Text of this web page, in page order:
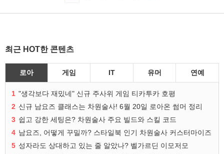
최근 HOT한 콘텐츠
로아 게임 IT 유머 연예
1 "생각보다 재밌네" 신규 주사위 게임 티카투카 호평
2 신규 남요즈 클래스는 차원술사! 6월 20일 로아온 썸머 정리
3 쉽고 강한 세팅은? 차원술사 주요 빌드와 스킬 코드
4 남요즈, 어떻게 꾸밀까? 스타일북 인기 차원술사 커스터마이즈
5 성자라도 상대하고 있는 줄 알았나? 벨가르딘 이모저모